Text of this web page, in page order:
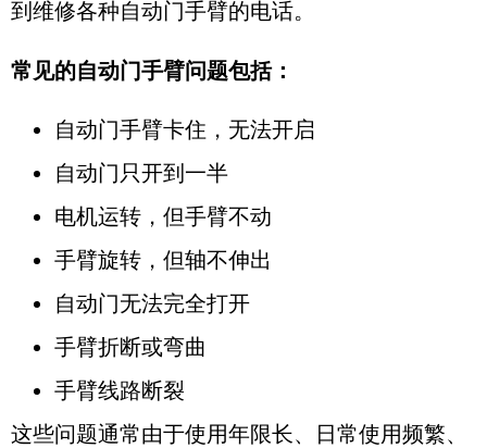
到维修各种自动门手臂的电话。
常见的自动门手臂问题包括：
自动门手臂卡住，无法开启
自动门只开到一半
电机运转，但手臂不动
手臂旋转，但轴不伸出
自动门无法完全打开
手臂折断或弯曲
手臂线路断裂
这些问题通常由于使用年限长、日常使用频繁、